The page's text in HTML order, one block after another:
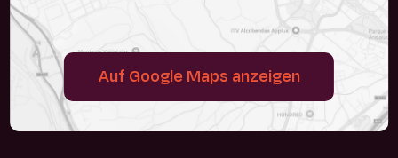
Auf Google Maps anzeigen